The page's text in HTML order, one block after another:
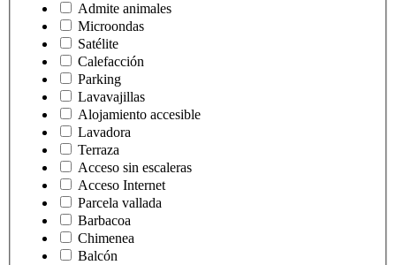
Admite animales
Microondas
Satélite
Calefacción
Parking
Lavavajillas
Alojamiento accesible
Lavadora
Terraza
Acceso sin escaleras
Acceso Internet
Parcela vallada
Barbacoa
Chimenea
Balcón